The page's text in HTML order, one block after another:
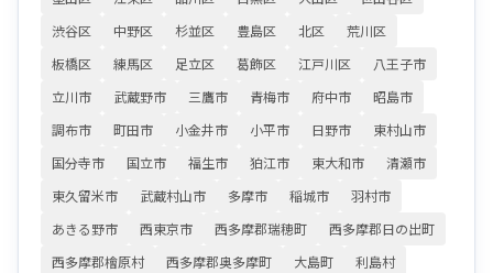
渋谷区
中野区 杉並区 豊島区 北区
荒川区
板橋区
練馬区 足立区 葛飾区 江戸川区
八王子市
立川市
武蔵野市 三鷹市 青梅市 府中市
昭島市
調布市
町田市 小金井市 小平市 日野市
東村山市
国分寺市
国立市 福生市 狛江市 東大和市
清瀬市
東久留米市
武蔵村山市 多摩市 稲城市
羽村市
あきる野市
西東京市 西多摩郡瑞穂町
西多摩郡日の出町
西多摩郡檜原村
西多摩郡奥多摩町 大島町
利島村